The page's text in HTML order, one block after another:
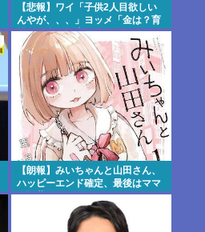
【悲報】ワイ「子供2人目欲しい
んやが、、、」ヨッメ「金は？育
児は？私の仕事は？キャリア
は？」
【朗報】みいちゃんと山田さん、
ハッピーエンド確定、最後はママ
に埋葬される